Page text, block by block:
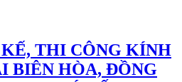
THI CÔNG KÍNH
BIÊN HÒA, ĐỒNG